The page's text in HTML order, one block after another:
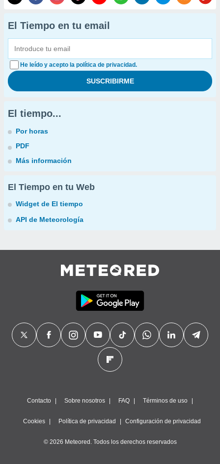
El Tiempo en tu email
He leído y acepto la política de privacidad.
El tiempo...
Por horas
PDF
Más información
El Tiempo en tu Web
Widget de El tiempo
API de Meteorología
Contacto Sobre nosotros FAQ Términos de uso
Cookies Política de privacidad Configuración de privacidad
© 2026 Meteored. Todos los derechos reservados